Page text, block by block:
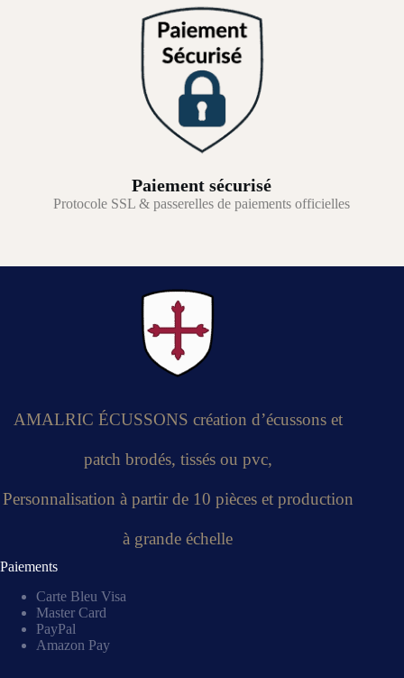
Paiement sécurisé
Protocole SSL & passerelles de paiements officielles
AMALRIC ÉCUSSONS création d’écussons et
patch brodés, tissés ou pvc,
Personnalisation à partir de 10 pièces et production
à grande échelle
Paiements
Carte Bleu Visa
Master Card
PayPal
Amazon Pay